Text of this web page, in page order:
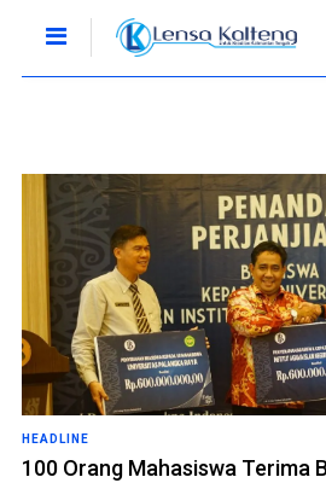
HEADLINE
100 Orang Mahasiswa Terima